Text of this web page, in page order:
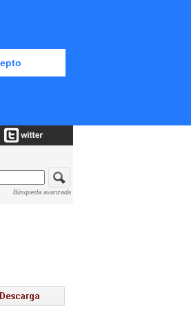
Búsqueda avanzada